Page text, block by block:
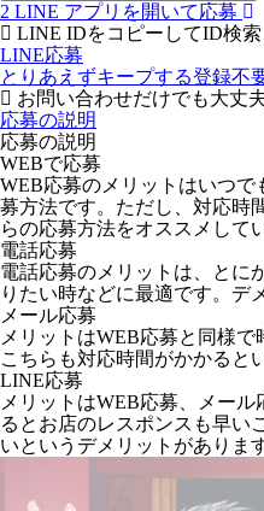
2 LINE アプリを開いて応募
LINE IDをコピーしてID検
LINE応募
とりあえずキープする登録不
お問い合わせだけでも大丈
応募の説明
応募の説明
WEBで応募
WEB応募のメリットはいつ
募方法です。ただし、対応時
らの応募方法をオススメして
電話応募
電話応募のメリットは、とに
りたい時などに最適です。デ
メール応募
メリットはWEB応募と同様
こちらも対応時間がかかると
LINE応募
メリットはWEB応募、メー
るとお店のレスポンスも早い
いというデメリットがあります